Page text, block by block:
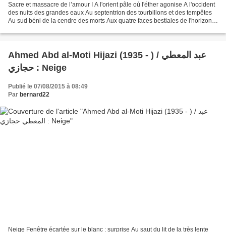
Sacre et massacre de l’amour I A l'orient pâle où l'éther agonise A l'occident
des nuits des grandes eaux Au septentrion des tourbillons et des tempêtes
Au sud béni de la cendre des morts Aux quatre faces bestiales de l'horizon
Ahmed Abd al-Moti Hijazi (1935 - ) / عبد المعطي
حجازي : Neige
Publié le 07/08/2015 à 08:49
Par bernard22
Neige Fenêtre écartée sur le blanc : surprise Au saut du lit de la très lente